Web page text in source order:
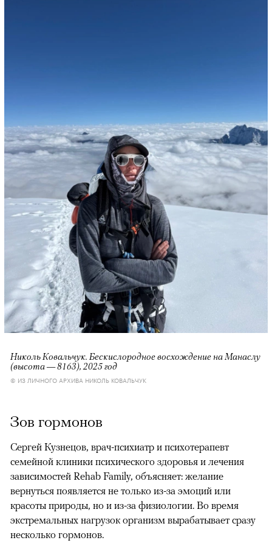
Николь Ковальчук. Бескислородное восхождение на Манаслу
(высота — 8163), 2025 год
© ИЗ ЛИЧНОГО АРХИВА НИКОЛЬ КОВАЛЬЧУК
Зов гормонов
Сергей Кузнецов, врач-психиатр и психотерапевт
семейной клиники психического здоровья и лечения
зависимостей Rehab Family, объясняет: желание
вернуться появляется не только из-за эмоций или
красоты природы, но и из-за физиологии. Во время
экстремальных нагрузок организм вырабатывает сразу
несколько гормонов.